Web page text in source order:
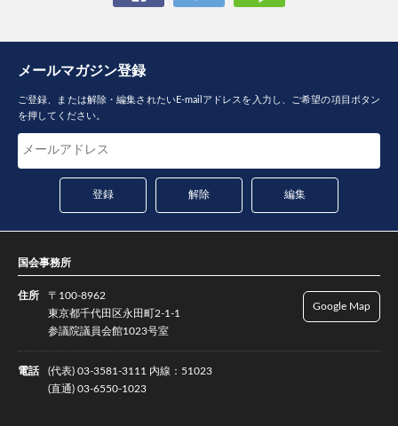
メールマガジン登録
ご登録、または解除・編集されたいE-mailアドレスを入力し、ご希望の項目ボタン
を押してください。
国会事務所
住所
〒100-8962
東京都千代田区永田町2-1-1
参議院議員会館1023号室
電話
(代表) 03-3581-3111 内線：51023
(直通) 03-6550-1023
Google Map